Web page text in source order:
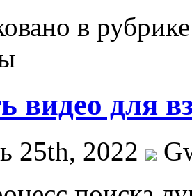
в
видео для
25th, 2022